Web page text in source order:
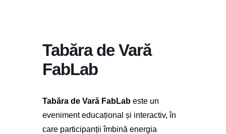
Tabăra de Vară
FabLab
Tabăra de Vară FabLab este un
eveniment educațional și interactiv, în
care participanții îmbină energia